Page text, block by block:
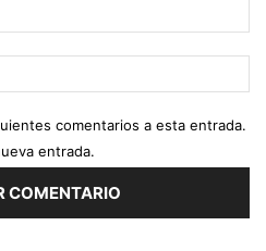
comentarios a esta entrada.
entrada.